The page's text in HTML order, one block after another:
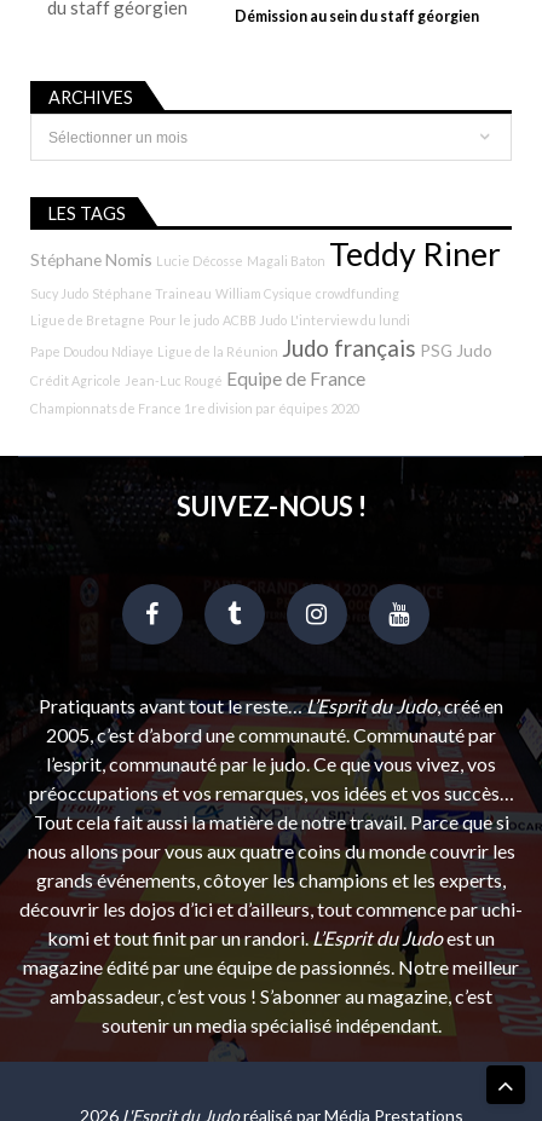
Démission au sein du staff géorgien
ARCHIVES
Archives
LES TAGS
Stéphane Nomis Lucie Décosse Magali Baton Teddy Riner
Sucy Judo Stéphane Traineau William Cysique crowdfunding
Ligue de Bretagne Pour le judo ACBB Judo L'interview du lundi
Pape Doudou Ndiaye Ligue de la Réunion Judo français PSG Judo
Crédit Agricole Jean-Luc Rougé Equipe de France
Championnats de France 1re division par équipes 2020
SUIVEZ-NOUS !
Pratiquants avant tout le reste…L’Esprit du Judo, créé en
2005, c’est d’abord une communauté. Communauté par
l’esprit, communauté par le judo. Ce que vous vivez, vos
préoccupations et vos remarques, vos idées et vos succès…
Tout cela fait aussi la matière de notre travail. Parce que si
nous allons pour vous aux quatre coins du monde couvrir les
grands événements, côtoyer les champions et les experts,
découvrir les dojos d’ici et d’ailleurs, tout commence par uchi-
komi et tout finit par un randori.L’Esprit du Judoest un
magazine édité par une équipe de passionnés. Notre meilleur
ambassadeur, c’est vous ! S’abonner au magazine, c’est
soutenir un media spécialisé indépendant.
2026 L'Esprit du Judoréalisé parMédia Prestations